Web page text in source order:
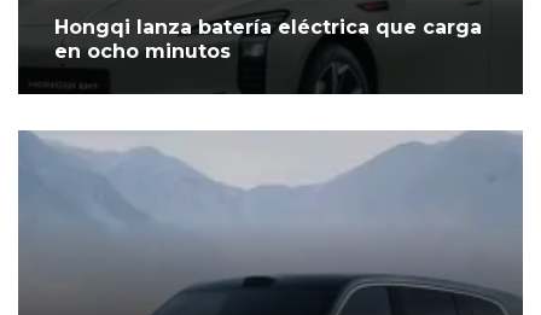
Hongqi lanza batería eléctrica que carga
en ocho minutos